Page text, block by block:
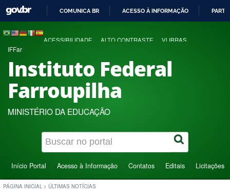
COMUNICA BR ACESSO À INFORMAÇÃO
ACESSIBILIDADE ALTO CONTRASTE VLIBRAS
IFFar
Instituto Federal
Farroupilha
MINISTÉRIO DA EDUCAÇÃO
Início Portal Acesso à Informação Contatos Editais Licitações
PÁGINA INICIAL > ÚLTIMAS NOTÍCIAS